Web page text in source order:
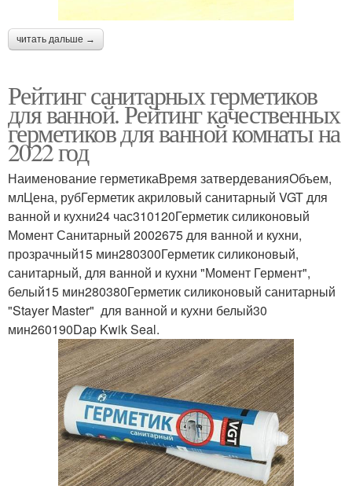
читать дальше →
Рейтинг санитарных герметиков
для ванной. Рейтинг качественных
герметиков для ванной комнаты на
2022 год
Наименование герметикаВремя затвердеванияОбъем,
млЦена, рубГерметик акриловый санитарный VGT для
ванной и кухни24 час310120Герметик силиконовый
Момент Санитарный 2002675 для ванной и кухни,
прозрачный15 мин280300Герметик силиконовый,
санитарный, для ванной и кухни "Момент Гермент",
белый15 мин280380Герметик силиконовый санитарный
"Stayer Master" для ванной и кухни белый30
мин260190Dap Kwik Seal.